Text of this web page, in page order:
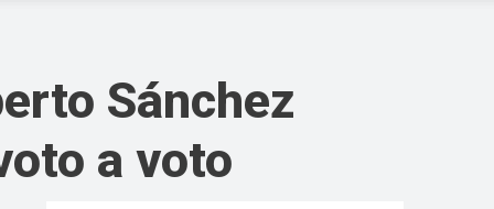
Sánchez
a voto